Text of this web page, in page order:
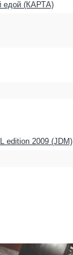
едой (КАРТА)
edition 2009 (JDM)